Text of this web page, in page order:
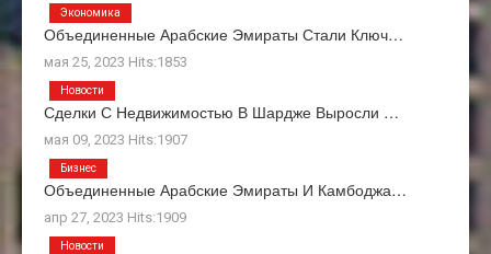
Объединенные Арабские Эмираты Стали Ключ…
мая 25, 2023 Hits:1853
Экономика
Сделки С Недвижимостью В Шардже Выросли …
мая 09, 2023 Hits:1907
Новости
Объединенные Арабские Эмираты И Камбоджа…
апр 27, 2023 Hits:1909
Бизнес
Новости